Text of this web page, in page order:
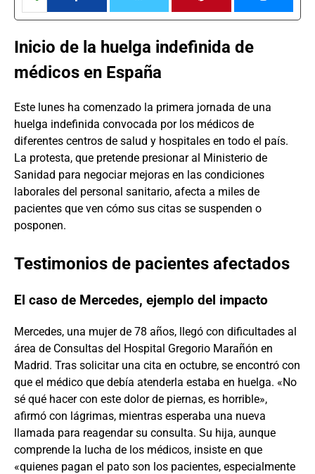
Inicio de la huelga indefinida de
médicos en España
Este lunes ha comenzado la primera jornada de una
huelga indefinida convocada por los médicos de
diferentes centros de salud y hospitales en todo el país.
La protesta, que pretende presionar al Ministerio de
Sanidad para negociar mejoras en las condiciones
laborales del personal sanitario, afecta a miles de
pacientes que ven cómo sus citas se suspenden o
posponen.
Testimonios de pacientes afectados
El caso de Mercedes, ejemplo del impacto
Mercedes, una mujer de 78 años, llegó con dificultades al
área de Consultas del Hospital Gregorio Marañón en
Madrid. Tras solicitar una cita en octubre, se encontró con
que el médico que debía atenderla estaba en huelga. «No
sé qué hacer con este dolor de piernas, es horrible»,
afirmó con lágrimas, mientras esperaba una nueva
llamada para reagendar su consulta. Su hija, aunque
comprende la lucha de los médicos, insiste en que
«quienes pagan el pato son los pacientes, especialmente